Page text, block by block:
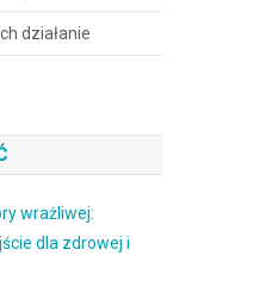
działanie
wrażliwej:
dla zdrowej i